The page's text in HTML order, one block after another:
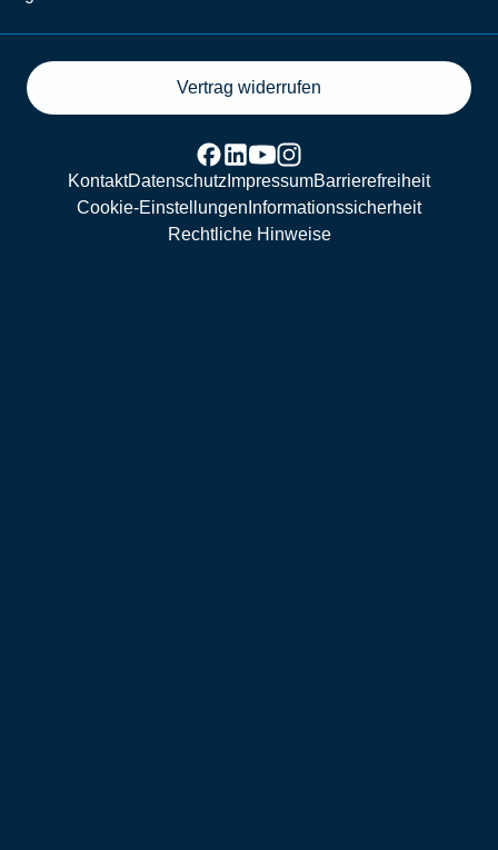
Vertrag widerrufen
KontaktDatenschutz ImpressumBarrierefreiheit
Cookie-Einstellungen Informationssicherheit
Rechtliche Hinweise